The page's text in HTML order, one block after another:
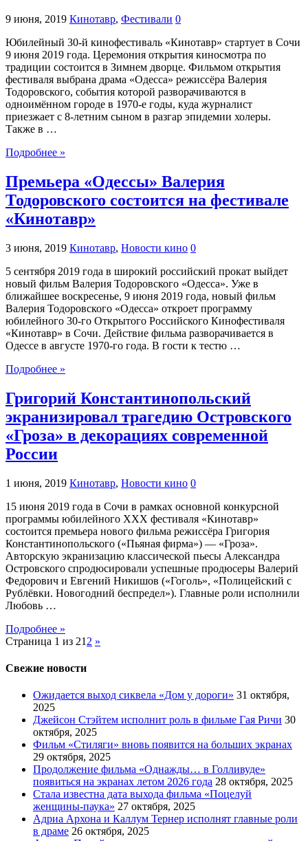
9 июня, 2019 Кинотавр, Фестивали 0
Юбилейный 30-й кинофестиваль «Кинотавр» стартует в Сочи
9 июня 2019 года. Церемония открытия киносмотра по
традиции состоится в Зимнем дворце. Фильмом открытия
фестиваля выбрана драма «Одесса» режиссёра Валерия
Тодоровского, события которой разворачиваются в
одноимённом городе в 1970-е годы, куда журналист
приезжает с 8-летним сыном в разгар эпидемии холеры.
Также в …
Подробнее »
Премьера «Одессы» Валерия
Тодоровского состоится на фестивале
«Кинотавр»
3 июня, 2019 Кинотавр, Новости кино 0
5 сентября 2019 года в широкий российский прокат выйдет
новый фильм Валерия Тодоровского «Одесса». Уже в
ближайшее воскресенье, 9 июня 2019 года, новый фильм
Валерия Тодоровского «Одесса» откроет программу
юбилейного 30-го Открытого Российского Кинофестиваля
«Кинотавр» в Сочи. Действие фильма разворачивается в
Одессе в августе 1970-го года. В гости к тестю …
Подробнее »
Григорий Константинопольский
экранизировал трагедию Островского
«Гроза» в декорациях современной
России
1 июня, 2019 Кинотавр, Новости кино 0
15 июня 2019 года в Сочи в рамках основной конкурсной
программы юбилейного XXX фестиваля «Кинотавр»
состоится премьера нового фильма режиссёра Григория
Константинопольского («Пьяная фирма») — «Гроза».
Авторскую экранизацию классической пьесы Александра
Островского спродюсировали успешные продюсеры Валерий
Федорович и Евгений Никишов («Гоголь», «Полицейский с
Рублёвки. Новогодний беспредел»). Главные роли исполнили
Любовь …
Подробнее »
Страница 1 из 21 2 »
Свежие новости
Ожидается выход сиквела «Дом у дороги» 31 октября,
2025
Джейсон Стэйтем исполнит роль в фильме Гая Ричи 30
октября, 2025
Фильм «Стиляги» вновь появится на больших экранах
29 октября, 2025
Продолжение фильма «Однажды… в Голливуде»
появиться на экранах летом 2026 года 28 октября, 2025
Стала известна дата выхода фильма «Поцелуй
женщины-паука» 27 октября, 2025
Адриа Архона и Каллум Тернер исполнят главные роли
в драме 26 октября, 2025